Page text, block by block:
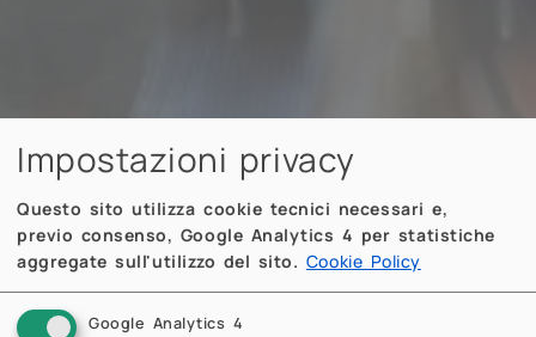
Impostazioni privacy
Questo sito utilizza cookie tecnici necessari e,
previo consenso, Google Analytics 4 per statistiche
aggregate sull'utilizzo del sito. Cookie Policy
Google Analytics 4